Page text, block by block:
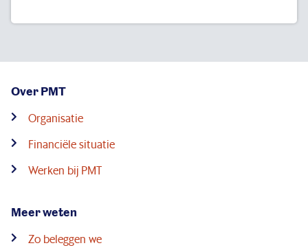
Over PMT
Organisatie
Financiële situatie
Werken bij PMT
Meer weten
Zo beleggen we